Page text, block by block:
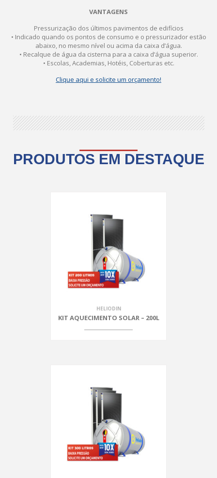
VANTAGENS
Pressurização dos últimos pavimentos de edifícios
• Indicado quando os pontos de consumo e o pressurizador estão
abaixo, no mesmo nível ou acima da caixa d’água.
• Recalque de água da cisterna para a caixa d’água superior.
• Escolas, Academias, Hotéis, Coberturas etc.
Clique aqui e solicite um orçamento!
PRODUTOS EM DESTAQUE
HELIODIN
KIT AQUECIMENTO SOLAR – 200L